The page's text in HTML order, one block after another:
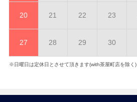
20 21 22 23
27 28 29 30
※日曜日は定休日とさせて頂きます(with茶屋町店を除く)